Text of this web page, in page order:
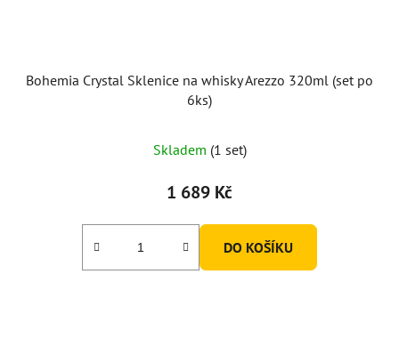
Bohemia Crystal Sklenice na whisky Arezzo 320ml (set po
6ks)
Skladem (1 set)
1 689 Kč
DO KOŠÍKU